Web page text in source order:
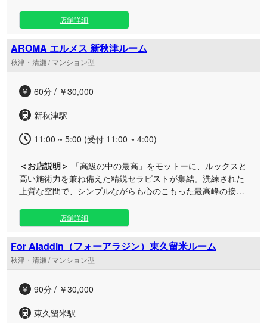
の忙しさから解放され、心身ともに深い癒やしを感じてみま
せんか？ 当店では、お体の状態を丁寧に把握した上で施術を
カスタマイズ。健やかなコンディションと高いパフォーマン
スを維持できるよう、親身にサポートいたします。 ワンラン
ク上の技術とおもてなしが織りなす極上のリフレッシュタイ
来店を心よりお待ちしております。
店舗詳細
AROMA エルメス 新秋津ルーム
秋津・清瀬 / マンション型
60分 / ￥30,000
新秋津駅
11:00 ~ 5:00 (受付 11:00 ~ 4:00)
＜お店説明＞
「高級の中の最高」をモットーに、ルックスと
高い施術力を兼ね備えた精鋭セラピストが集結。洗練された
上質な空間で、シンプルながらも心のこもった最高峰の接客
のプライベートな空間で、日常の喧騒を忘れられる贅沢なひ
とときをお届けいたします。当サロンが何よりも大切にして
いるのは、選び抜かれたセラピストによる細やかなおもてな
しと、深いリラクゼーションへと導く確かな技術です。 翌朝
5時（最終受付4時）まで営業しておりますので、お仕事帰り
しをご提供いたします。こだわり抜かれた特別な空間で、心
せ。皆さまのお越しを心よりお待ちしております。
店舗詳細
For Aladdin（フォーアラジン）東久留米ルーム
秋津・清瀬 / マンション型
90分 / ￥30,000
東久留米駅